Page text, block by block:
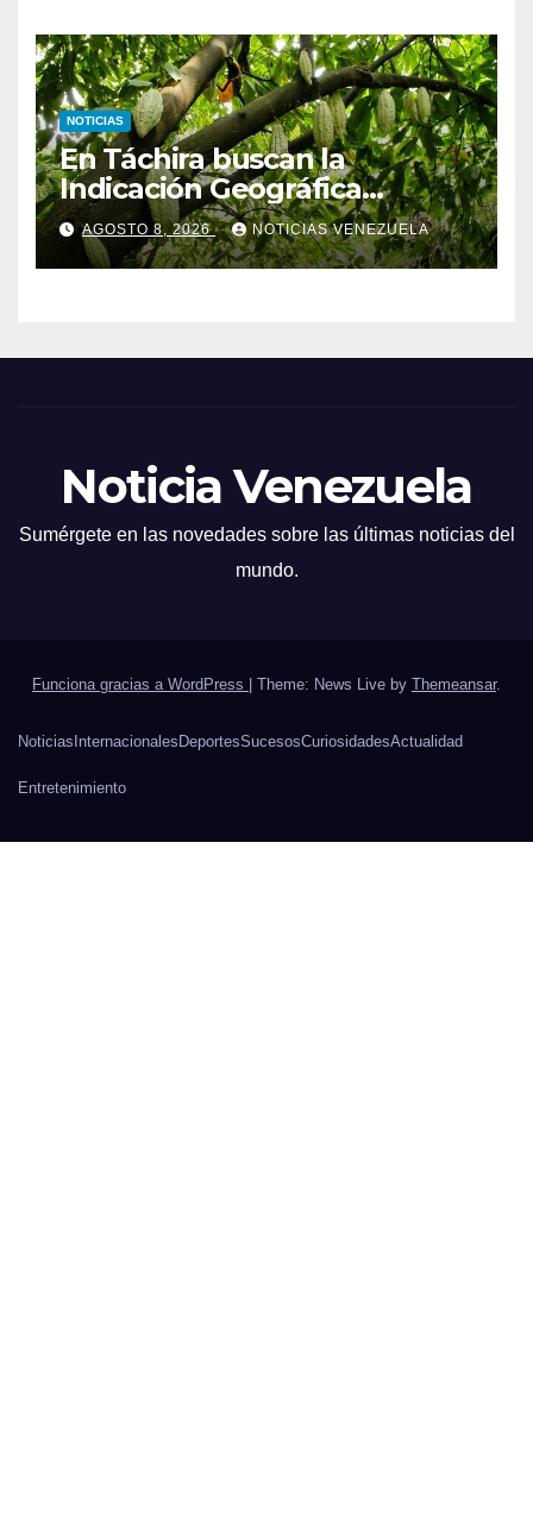
NOTICIAS
En Táchira buscan la
Indicación Geográfica
Protegida a sus cacaos
AGOSTO 8, 2026 NOTICIAS VENEZUELA
Noticia Venezuela
Sumérgete en las novedades sobre las últimas noticias del
mundo.
Funciona gracias a WordPress Theme: News Live by Themeansar.
Noticias Internacionales DeportesSucesosCuriosidadesActualidad
Entretenimiento